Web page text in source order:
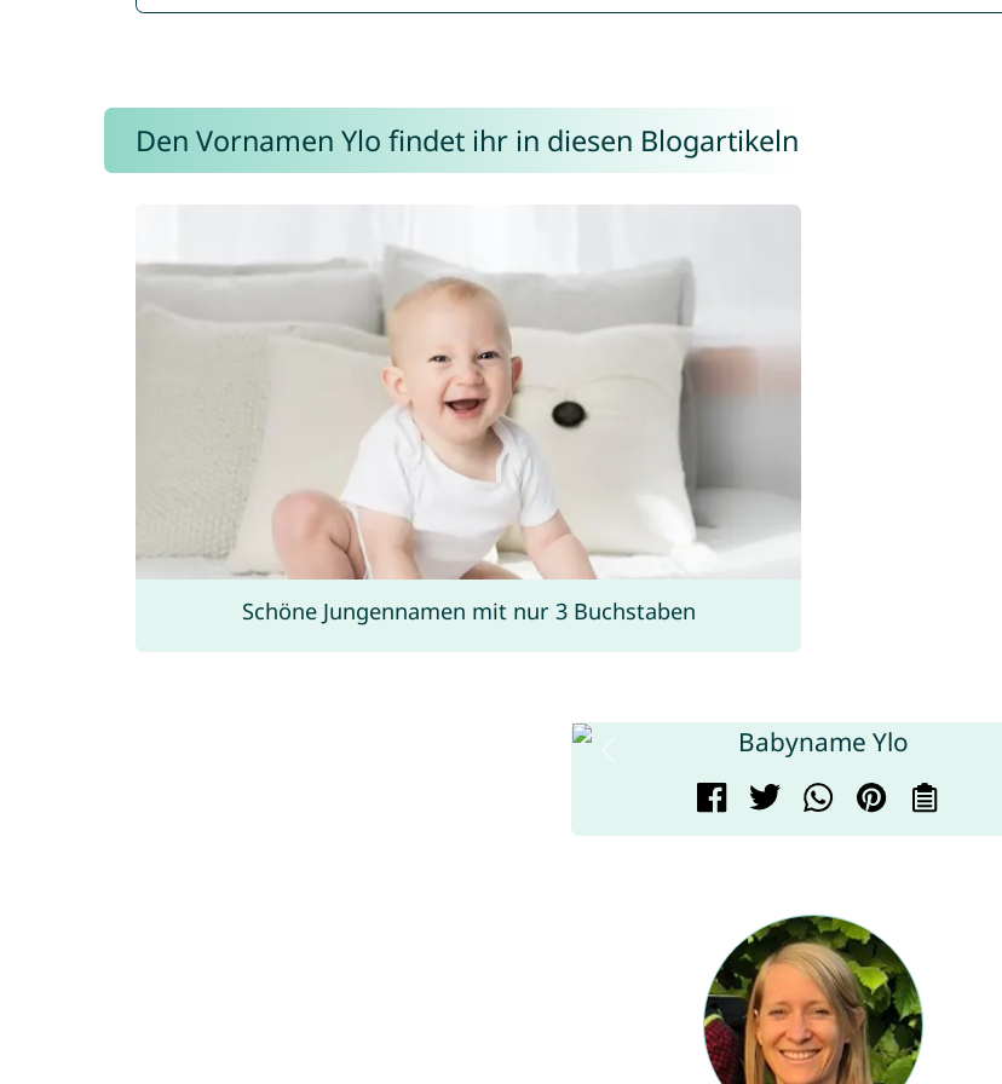
Den Vornamen Ylo findet ihr in diesen Blogartikeln
Schöne Jungennamen mit nur 3 Buchstaben